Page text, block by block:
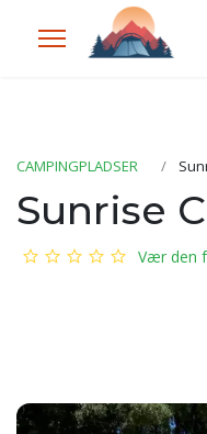
CAMPINGPLADSER
Sunrise
Vær den